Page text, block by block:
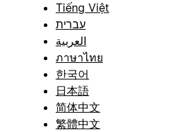
Tiếng Việt
עברית
العربية
ภาษาไทย
한국어
日本語
简体中文
繁體中文